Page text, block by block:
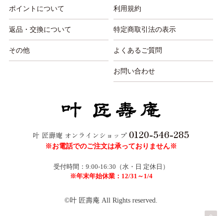
ポイントについて
返品・交換について
その他
利用規約
特定商取引法の表示
よくあるご質問
お問い合わせ
叶 匠壽庵 オンラインショップ 0120-546-285
※お電話でのご注文は承っておりません※
受付時間：9:00-16:30（水・日 定休日）
※年末年始休業：12/31～1/4
©叶 匠壽庵 All Rights reserved.